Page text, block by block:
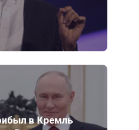
в Кремль